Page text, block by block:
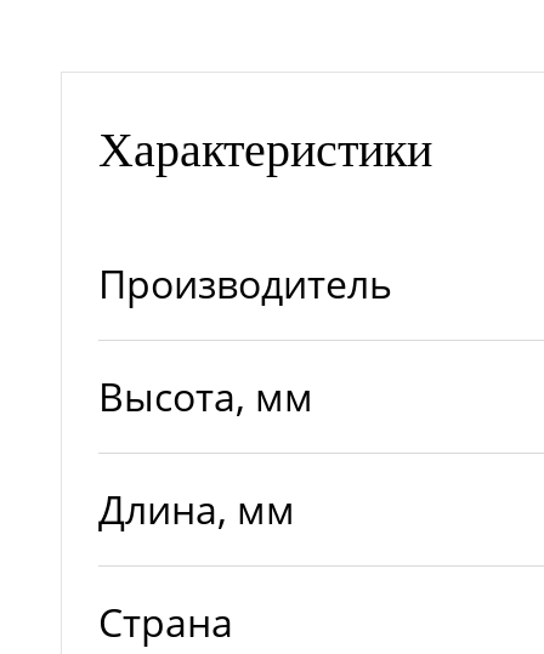
Характеристики
Производитель
Высота, мм
Длина, мм
Страна